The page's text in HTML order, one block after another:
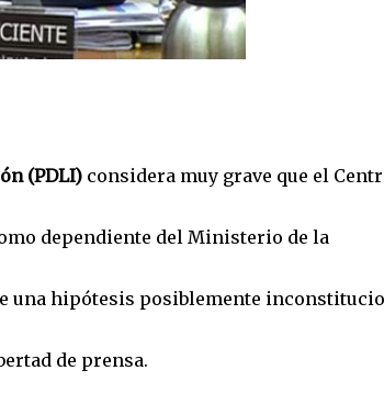
(PDLI)considera muy grave que el
dependiente del Ministerio de la
una hipótesis posiblemente
de prensa.